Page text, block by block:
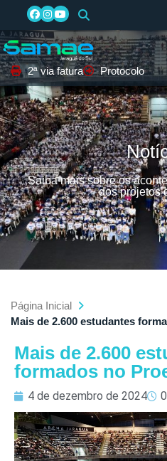
2ª via fatura Protocolo
Saiba mais sobre os
dos projetos
Página Inicial
Mais de 2.600 estudantes
Mais de 2.600
formados no
4 de dezembro de 2024